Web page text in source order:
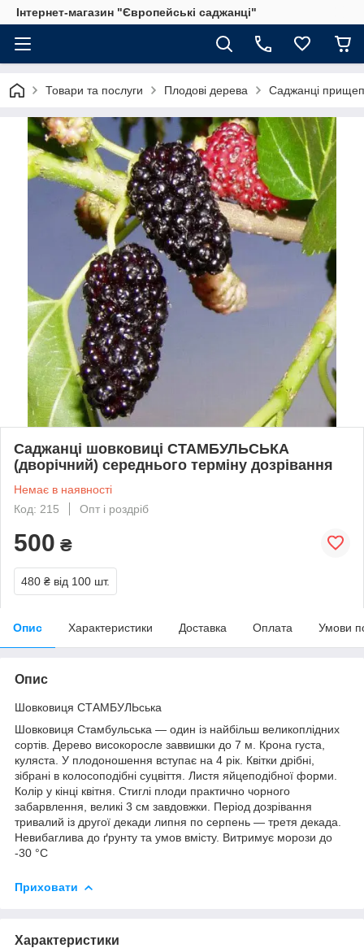
Інтернет-магазин "Європейські саджанці"
Товари та послуги Плодові дерева Саджанці
Саджанці шовковиці СТАМБУЛЬСЬКА
(дворічний) середнього терміну дозрівання
Немає в наявності
Код: 215
Опт і роздріб
500 ₴
480 ₴ від 100 шт.
Опис Характеристики Доставка Оплата Умови
Опис
Шовковиця СТАМБУЛЬська
Шовковиця Стамбульська — один із найбільш великоплідних
сортів. Дерево високоросле заввишки до 7 м. Крона густа,
куляста. У плодоношення вступає на 4 рік. Квітки дрібні,
зібрані в колосоподібні суцвіття. Листя яйцеподібної форми.
Колір у кінці квітня. Стиглі плоди практично чорного
забарвлення, великі 3 см завдовжки. Період дозрівання
тривалий із другої декади липня по серпень — третя декада.
Невибаглива до ґрунту та умов вмісту. Витримує морози до
-30 °C
Приховати
Характеристики